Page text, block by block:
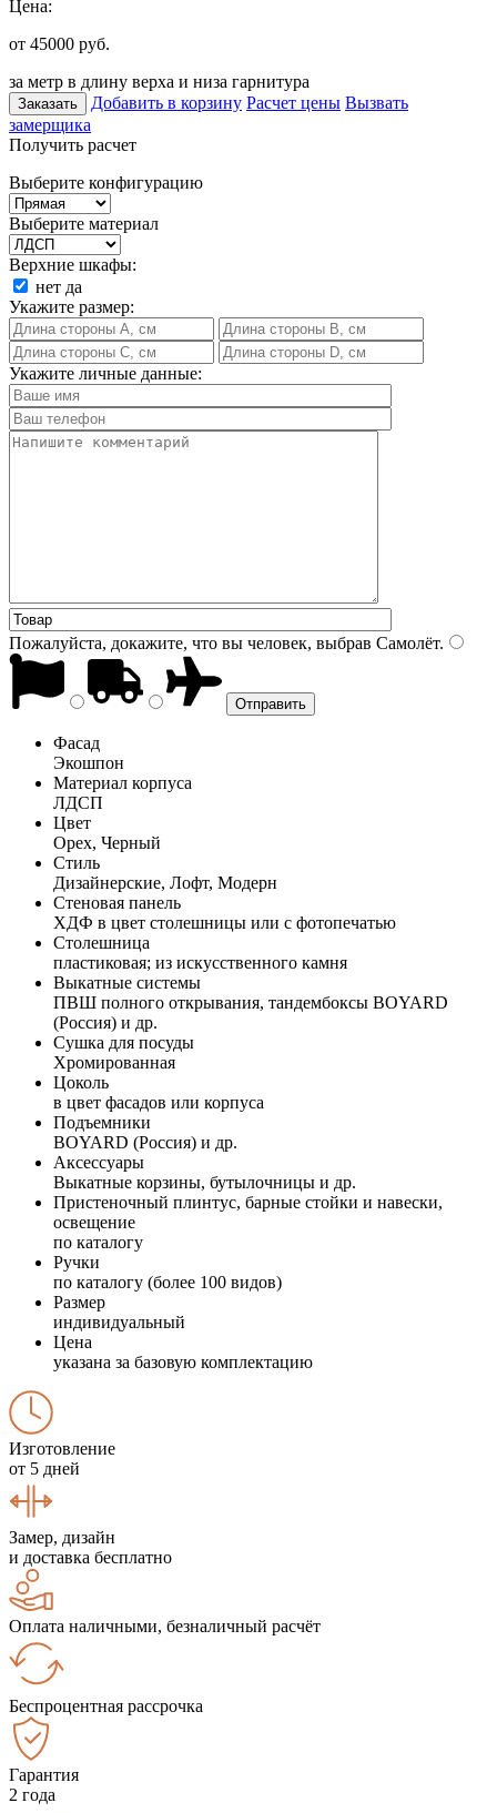
Цена:
от 45000 руб.
за метр в длину верха и низа гарнитура
Заказать Добавить в корзину Расчет цены Вызвать
замерщика
Получить расчет
Выберите конфигурацию
Выберите материал
Верхние шкафы:
нет да
Укажите размер:
Укажите личные данные:
Пожалуйста, докажите, что вы человек, выбрав Самолёт.
Фасад
Экошпон
Материал корпуса
ЛДСП
Цвет
Орех, Черный
Стиль
Дизайнерские, Лофт, Модерн
Стеновая панель
ХДФ в цвет столешницы или с фотопечатью
Столешница
пластиковая; из искусственного камня
Выкатные системы
ПВШ полного открывания, тандембоксы BOYARD
(Россия) и др.
Сушка для посуды
Хромированная
Цоколь
в цвет фасадов или корпуса
Подъемники
BOYARD (Россия) и др.
Аксессуары
Выкатные корзины, бутылочницы и др.
Пристеночный плинтус, барные стойки и навески,
освещение
по каталогу
Ручки
по каталогу (более 100 видов)
Размер
индивидуальный
Цена
указана за базовую комплектацию
Изготовление
от 5 дней
Замер, дизайн
и доставка бесплатно
Оплата наличными, безналичный расчёт
Беспроцентная рассрочка
Гарантия
2 года